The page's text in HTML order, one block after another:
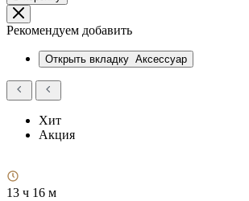
Рекомендуем добавить
Открыть вкладку Аксессуар
Хит
Акция
13 ч 16 м